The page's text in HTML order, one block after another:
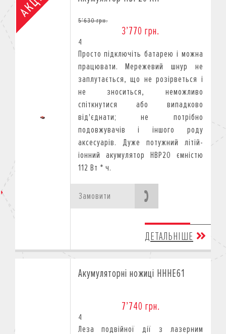
5’630 грн.
3’770 грн.
4
Просто підключіть батарею і можна
працювати. Мережевий шнур не
заплутається, що не розірветься і
не зноситься, неможливо
спіткнутися або випадково
від'єднати; не потрібно
подовжувачів і іншого роду
аксесуарів. Дуже потужний літій-
іонний акумулятор HBP20 ємністю
112 Вт * ч.
Замовити
ДЕТАЛЬНІШЕ
Акумуляторні ножиці HHHE61
7’740 грн.
4
Леза подвійної дії з лазерним